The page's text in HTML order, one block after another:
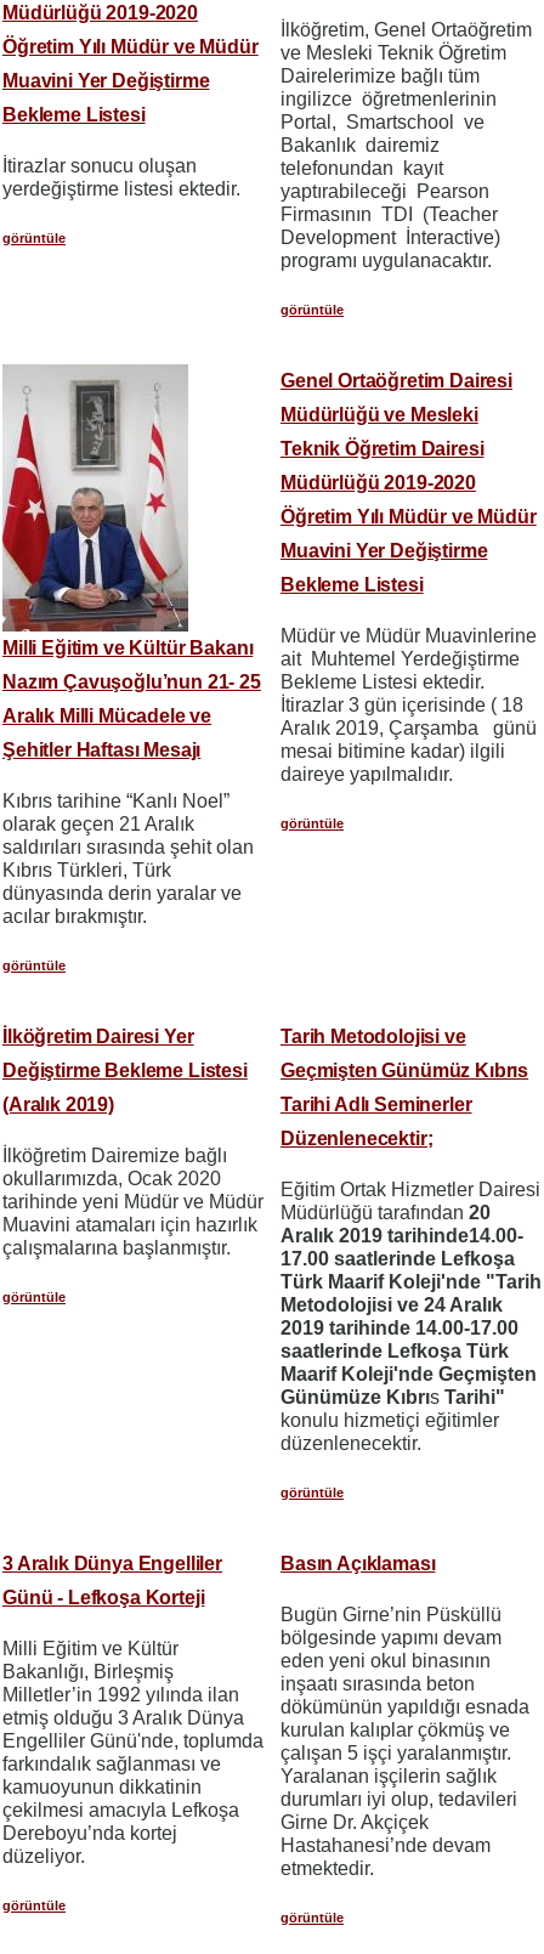
Müdürlüğü 2019-2020
Öğretim Yılı Müdür ve Müdür
Muavini Yer Değiştirme
Bekleme Listesi
İtirazlar sonucu oluşan
yerdeğiştirme listesi ektedir.
görüntüle
İlköğretim, Genel Ortaöğretim
ve Mesleki Teknik Öğretim
Dairelerimize bağlı tüm
ingilizce öğretmenlerinin
Portal, Smartschool ve
Bakanlık dairemiz
telefonundan kayıt
yaptırabileceği Pearson
Firmasının TDI (Teacher
Development İnteractive)
programı uygulanacaktır.
görüntüle
Milli Eğitim ve Kültür Bakanı
Nazım Çavuşoğlu’nun 21- 25
Aralık Milli Mücadele ve
Şehitler Haftası Mesajı
Kıbrıs tarihine “Kanlı Noel”
olarak geçen 21 Aralık
saldırıları sırasında şehit olan
Kıbrıs Türkleri, Türk
dünyasında derin yaralar ve
acılar bırakmıştır.
görüntüle
Genel Ortaöğretim Dairesi
Müdürlüğü ve Mesleki
Teknik Öğretim Dairesi
Müdürlüğü 2019-2020
Öğretim Yılı Müdür ve Müdür
Muavini Yer Değiştirme
Bekleme Listesi
Müdür ve Müdür Muavinlerine
ait Muhtemel Yerdeğiştirme
Bekleme Listesi ektedir.
İtirazlar 3 gün içerisinde ( 18
Aralık 2019, Çarşamba günü
mesai bitimine kadar) ilgili
daireye yapılmalıdır.
görüntüle
İlköğretim Dairesi Yer
Değiştirme Bekleme Listesi
(Aralık 2019)
İlköğretim Dairemize bağlı
okullarımızda, Ocak 2020
tarihinde yeni Müdür ve Müdür
Muavini atamaları için hazırlık
çalışmalarına başlanmıştır.
görüntüle
Tarih Metodolojisi ve
Geçmişten Günümüz Kıbrıs
Tarihi Adlı Seminerler
Düzenlenecektir;
Eğitim Ortak Hizmetler Dairesi
Müdürlüğü tarafından 20
Aralık 2019 tarihinde14.00-
17.00 saatlerinde Lefkoşa
Türk Maarif Koleji'nde "Tarih
Metodolojisi ve 24 Aralık
2019 tarihinde 14.00-17.00
saatlerinde Lefkoşa Türk
Maarif Koleji'nde Geçmişten
Günümüze Kıbrıs Tarihi"
konulu hizmetiçi eğitimler
düzenlenecektir.
görüntüle
3 Aralık Dünya Engelliler
Günü - Lefkoşa Korteji
Milli Eğitim ve Kültür
Bakanlığı, Birleşmiş
Milletler’in 1992 yılında ilan
etmiş olduğu 3 Aralık Dünya
Engelliler Günü'nde, toplumda
farkındalık sağlanması ve
kamuoyunun dikkatinin
çekilmesi amacıyla Lefkoşa
Dereboyu’nda kortej
düzeliyor.
görüntüle
Basın Açıklaması
Bugün Girne’nin Püsküllü
bölgesinde yapımı devam
eden yeni okul binasının
inşaatı sırasında beton
dökümünün yapıldığı esnada
kurulan kalıplar çökmüş ve
çalışan 5 işçi yaralanmıştır.
Yaralanan işçilerin sağlık
durumları iyi olup, tedavileri
Girne Dr. Akçiçek
Hastahanesi’nde devam
etmektedir.
görüntüle